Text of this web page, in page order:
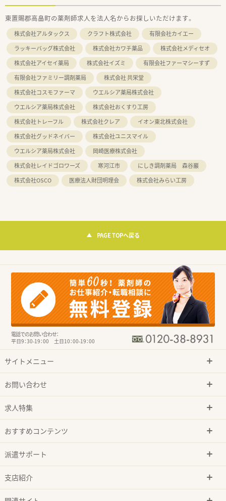
東置賜郡高畠町の薬剤師求人を法人名からお探しいただけます。
株式会社アルタックス クラフト株式会社
有限会社カイエー
ラッキーバッグ株式会社
株式会社カワチ薬品
株式会社メディセオ
株式会社アイセイ薬局
株式会社イズミ
有限会社ファーマシーすず
有限会社ファミリー調剤薬局
株式会社 共栄堂
株式会社コスモファーマ
ウエルシア薬局株式会社
ウエルシア薬局株式会社
株式会社おくすり工房
株式会社トレーフル
株式会社クレア
イオン東北株式会社
株式会社グッドネイバー
株式会社ユニスマイル
ウエルシア薬局株式会社
岡崎医療株式会社
株式会社レイドゴロワーズ
寒河江市
にしき調剤薬局 森谷巖
株式会社OSCO
医療法人財団明理会 株式会社みらい工房
PAGE TOPへ戻る
電話でのお問い合わせ：
平日9：30-19：00 土日10：00-19：00
サイトメニュー
お問い合わせ
求人特集
おすすめコンテンツ
派遣サポート
支店紹介